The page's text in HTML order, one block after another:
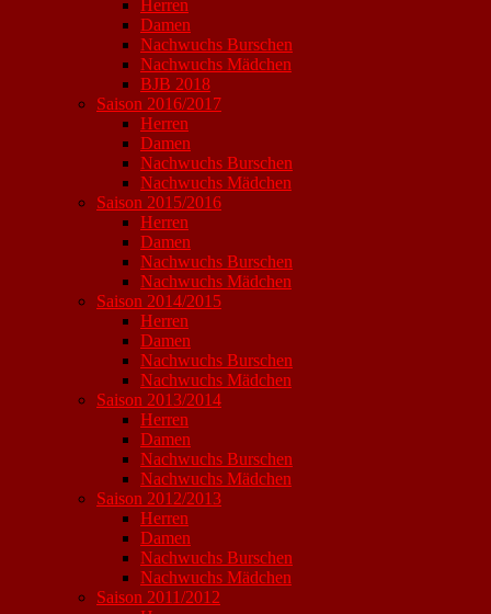
Herren
Damen
Nachwuchs Burschen
Nachwuchs Mädchen
BJB 2018
Saison 2016/2017
Herren
Damen
Nachwuchs Burschen
Nachwuchs Mädchen
Saison 2015/2016
Herren
Damen
Nachwuchs Burschen
Nachwuchs Mädchen
Saison 2014/2015
Herren
Damen
Nachwuchs Burschen
Nachwuchs Mädchen
Saison 2013/2014
Herren
Damen
Nachwuchs Burschen
Nachwuchs Mädchen
Saison 2012/2013
Herren
Damen
Nachwuchs Burschen
Nachwuchs Mädchen
Saison 2011/2012